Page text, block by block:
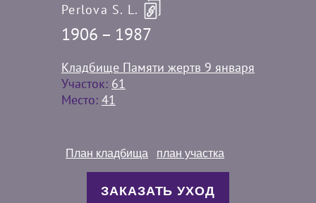
Perlova S. L.
1906 – 1987
Кладбище Памяти жертв 9 января
Участок: 61
Место: 41
План кладбища план участка
ЗАКАЗАТЬ УХОД